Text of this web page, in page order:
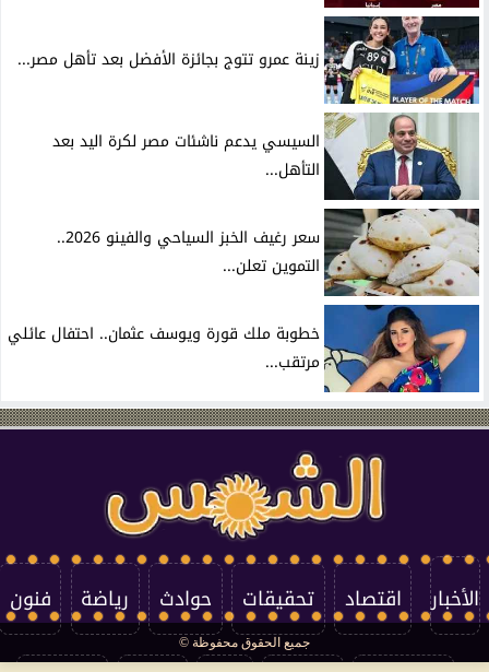
زينة عمرو تتوج بجائزة الأفضل بعد تأهل مصر...
السيسي يدعم ناشئات مصر لكرة اليد بعد
التأهل...
سعر رغيف الخبز السياحي والفينو 2026..
التموين تعلن...
خطوبة ملك قورة ويوسف عثمان.. احتفال عائلي
مرتقب...
الأخبار اقتصاد تحقيقات حوادث رياضة فنون
جميع الحقوق محفوظة ©